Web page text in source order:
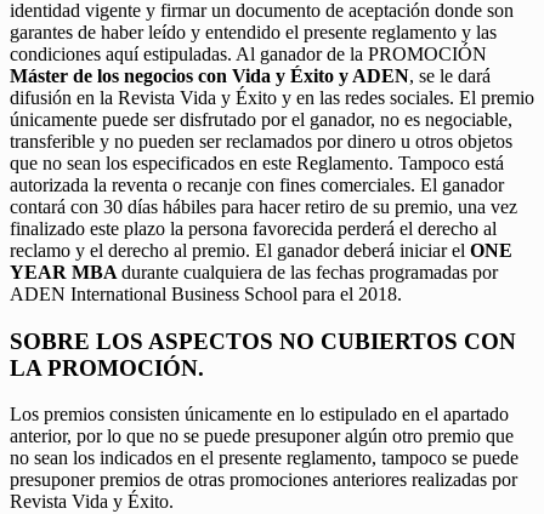
identidad vigente y firmar un documento de aceptación donde son
garantes de haber leído y entendido el presente reglamento y las
condiciones aquí estipuladas. Al ganador de la PROMOCIÓN
Máster de los negocios con Vida y Éxito y ADEN, se le dará
difusión en la Revista Vida y Éxito y en las redes sociales. El premio
únicamente puede ser disfrutado por el ganador, no es negociable,
transferible y no pueden ser reclamados por dinero u otros objetos
que no sean los especificados en este Reglamento. Tampoco está
autorizada la reventa o recanje con fines comerciales. El ganador
contará con 30 días hábiles para hacer retiro de su premio, una vez
finalizado este plazo la persona favorecida perderá el derecho al
reclamo y el derecho al premio. El ganador deberá iniciar el ONE
YEAR MBA durante cualquiera de las fechas programadas por
ADEN International Business School para el 2018.
SOBRE LOS ASPECTOS NO CUBIERTOS CON
LA PROMOCIÓN.
Los premios consisten únicamente en lo estipulado en el apartado
anterior, por lo que no se puede presuponer algún otro premio que
no sean los indicados en el presente reglamento, tampoco se puede
presuponer premios de otras promociones anteriores realizadas por
Revista Vida y Éxito.